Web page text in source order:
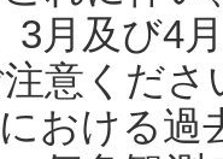
3月及び4
意くだ
おける過